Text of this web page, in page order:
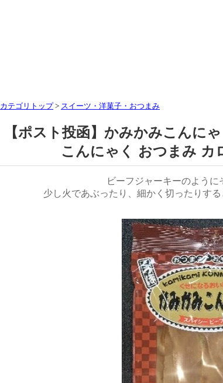
カテゴリトップ > スイーツ・洋菓子・おつまみ
【ポスト投函】かみかみこんに
こんにゃく おつまみ カ
ビーフジャーキーのように
少し火であぶったり、細かく切ったりす